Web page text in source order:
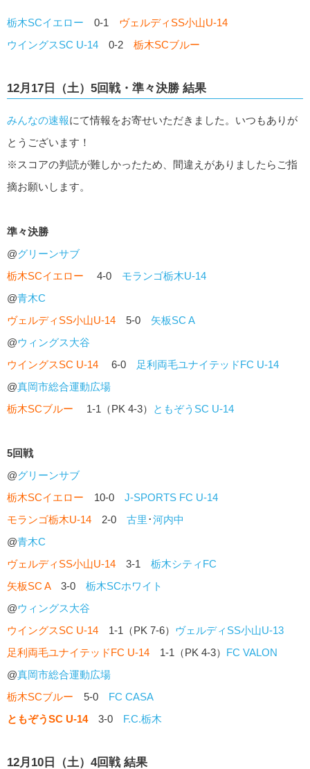
栃木SCイエロー 0-1 ヴェルディSS小山U-14
ウイングスSC U-14 0-2 栃木SCブルー
12月17日（土）5回戦・準々決勝 結果
みんなの速報にて情報をお寄せいただきました。いつもありが
とうございます！
※スコアの判読が難しかったため、間違えがありましたらご指
摘お願いします。
準々決勝
@グリーンサブ
栃木SCイエロー
4-0 モランゴ栃木U-14
@青木C
ヴェルディSS小山U-14 5-0 矢板SC A
@ウィングス大谷
ウイングスSC U-14 6-0
足利両毛ユナイテッドFC U-14
@真岡市総合運動広場
栃木SCブルー
1-1（PK 4-3） ともぞうSC U-14
5回戦
@グリーンサブ
栃木SCイエロー 10-0 J-SPORTS FC U-14
モランゴ栃木U-14
2-0 古里 ･河内中
@青木C
ヴェルディSS小山U-14 3-1 栃木シティFC
矢板SC A3-0 栃木SCホワイト
@ウィングス大谷
ウイングスSC U-14 1-1（PK 7-6） ヴェルディSS小山U-13
足利両毛ユナイテッドFC U-14 1-1（PK 4-3） FC VALON
@真岡市総合運動広場
栃木SCブルー 5-0 FC CASA
ともぞうSC U-143-0 F.C.栃木
12月10日（土）4回戦 結果